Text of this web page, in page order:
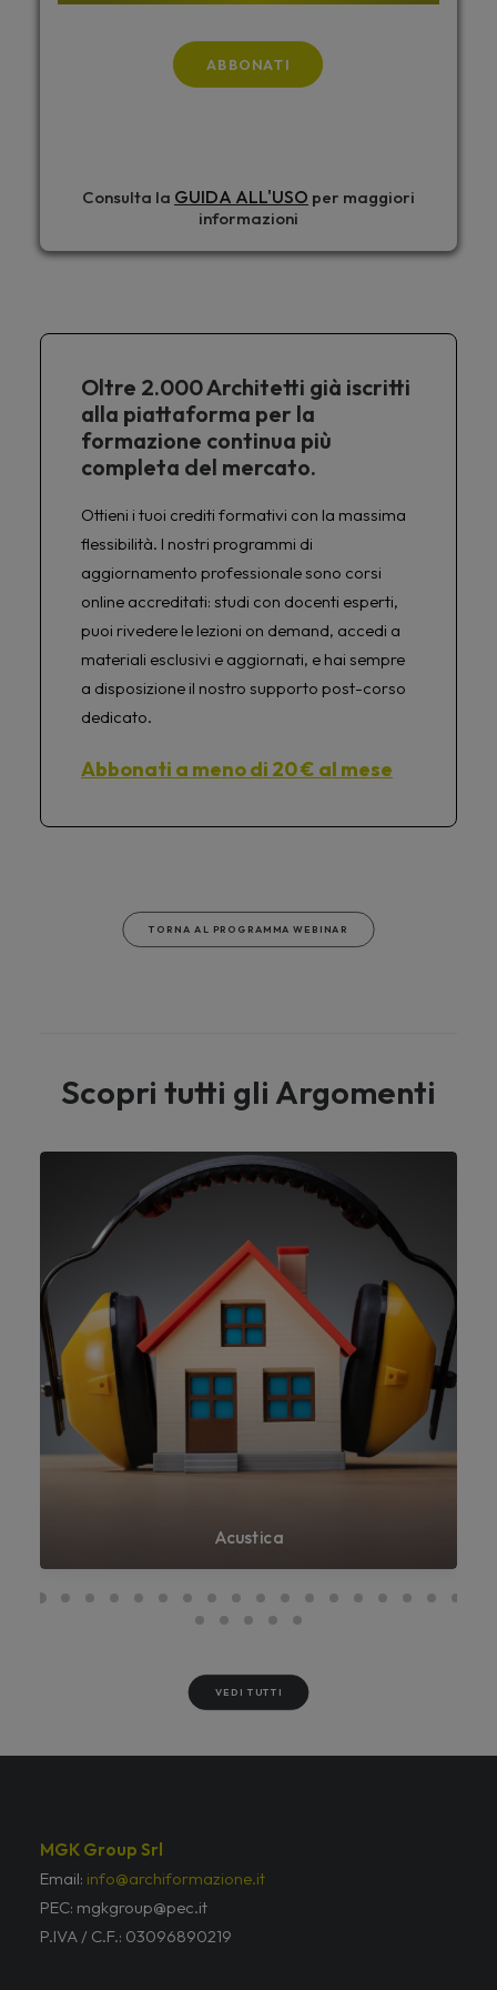
ABBONATI
Consulta la GUIDA ALL'USO per maggiori
informazioni
Oltre 2.000 Architetti già iscritti
alla piattaforma per la
formazione continua più
completa del mercato.
Ottieni i tuoi crediti formativi con la massima
flessibilità. I nostri programmi di
aggiornamento professionale sono corsi
online accreditati: studi con docenti esperti,
puoi rivedere le lezioni on demand, accedi a
materiali esclusivi e aggiornati, e hai sempre
a disposizione il nostro supporto post-corso
dedicato.
Abbonati a meno di 20 € al mese
TORNA AL PROGRAMMA WEBINAR
Scopri tutti gli Argomenti
Acustica
VEDI TUTTI
MGK Group Srl
Email: info@archiformazione.it
PEC: mgkgroup@pec.it
P.IVA / C.F.: 03096890219